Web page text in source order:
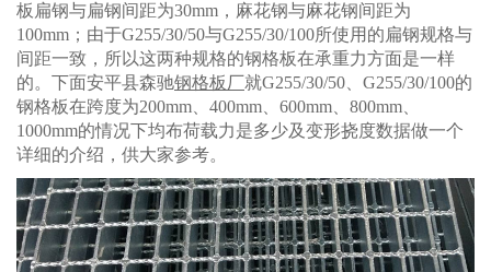
板扁钢与扁钢间距为30mm，麻花钢与麻花钢间距为
100mm；由于G255/30/50与G255/30/100所使用的扁钢规格与
间距一致，所以这两种规格的钢格板在承重力方面是一样
的。下面安平县森驰钢格板厂就G255/30/50、G255/30/100的
钢格板在跨度为200mm、400mm、600mm、800mm、
1000mm的情况下均布荷载力是多少及变形挠度数据做一个
详细的介绍，供大家参考。